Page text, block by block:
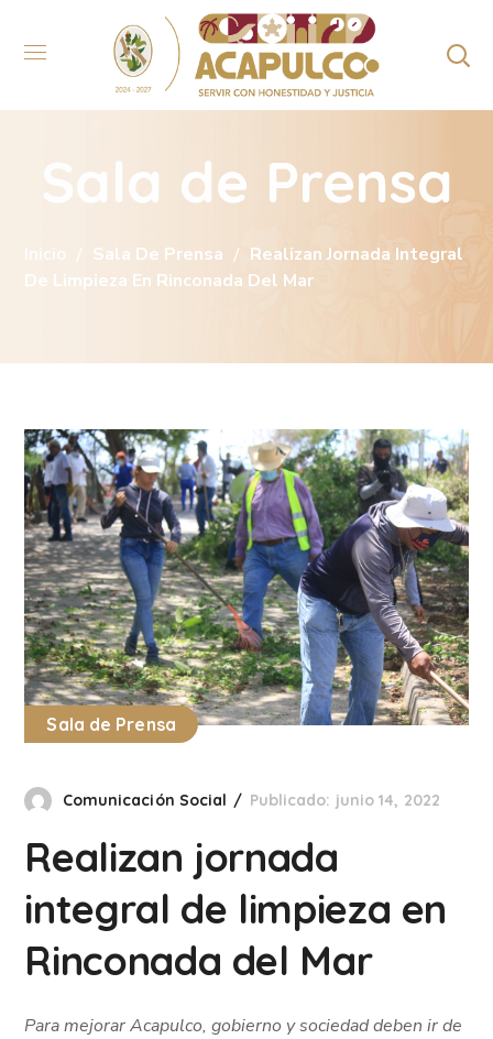
Sala de Prensa
Inicio Sala De Prensa
Realizan Jornada Integral
De Limpieza En Rinconada Del Mar
Sala de Prensa
Comunicación Social Publicado: junio 14, 2022
Realizan jornada
integral de limpieza en
Rinconada del Mar
Para mejorar Acapulco, gobierno y sociedad deben ir de